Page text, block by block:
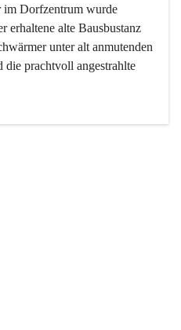
im Dorfzentrum wurde
erhaltene alte Bausbustanz
unter alt anmutenden
die prachtvoll angestrahlte
mehr, ist aber integrativer